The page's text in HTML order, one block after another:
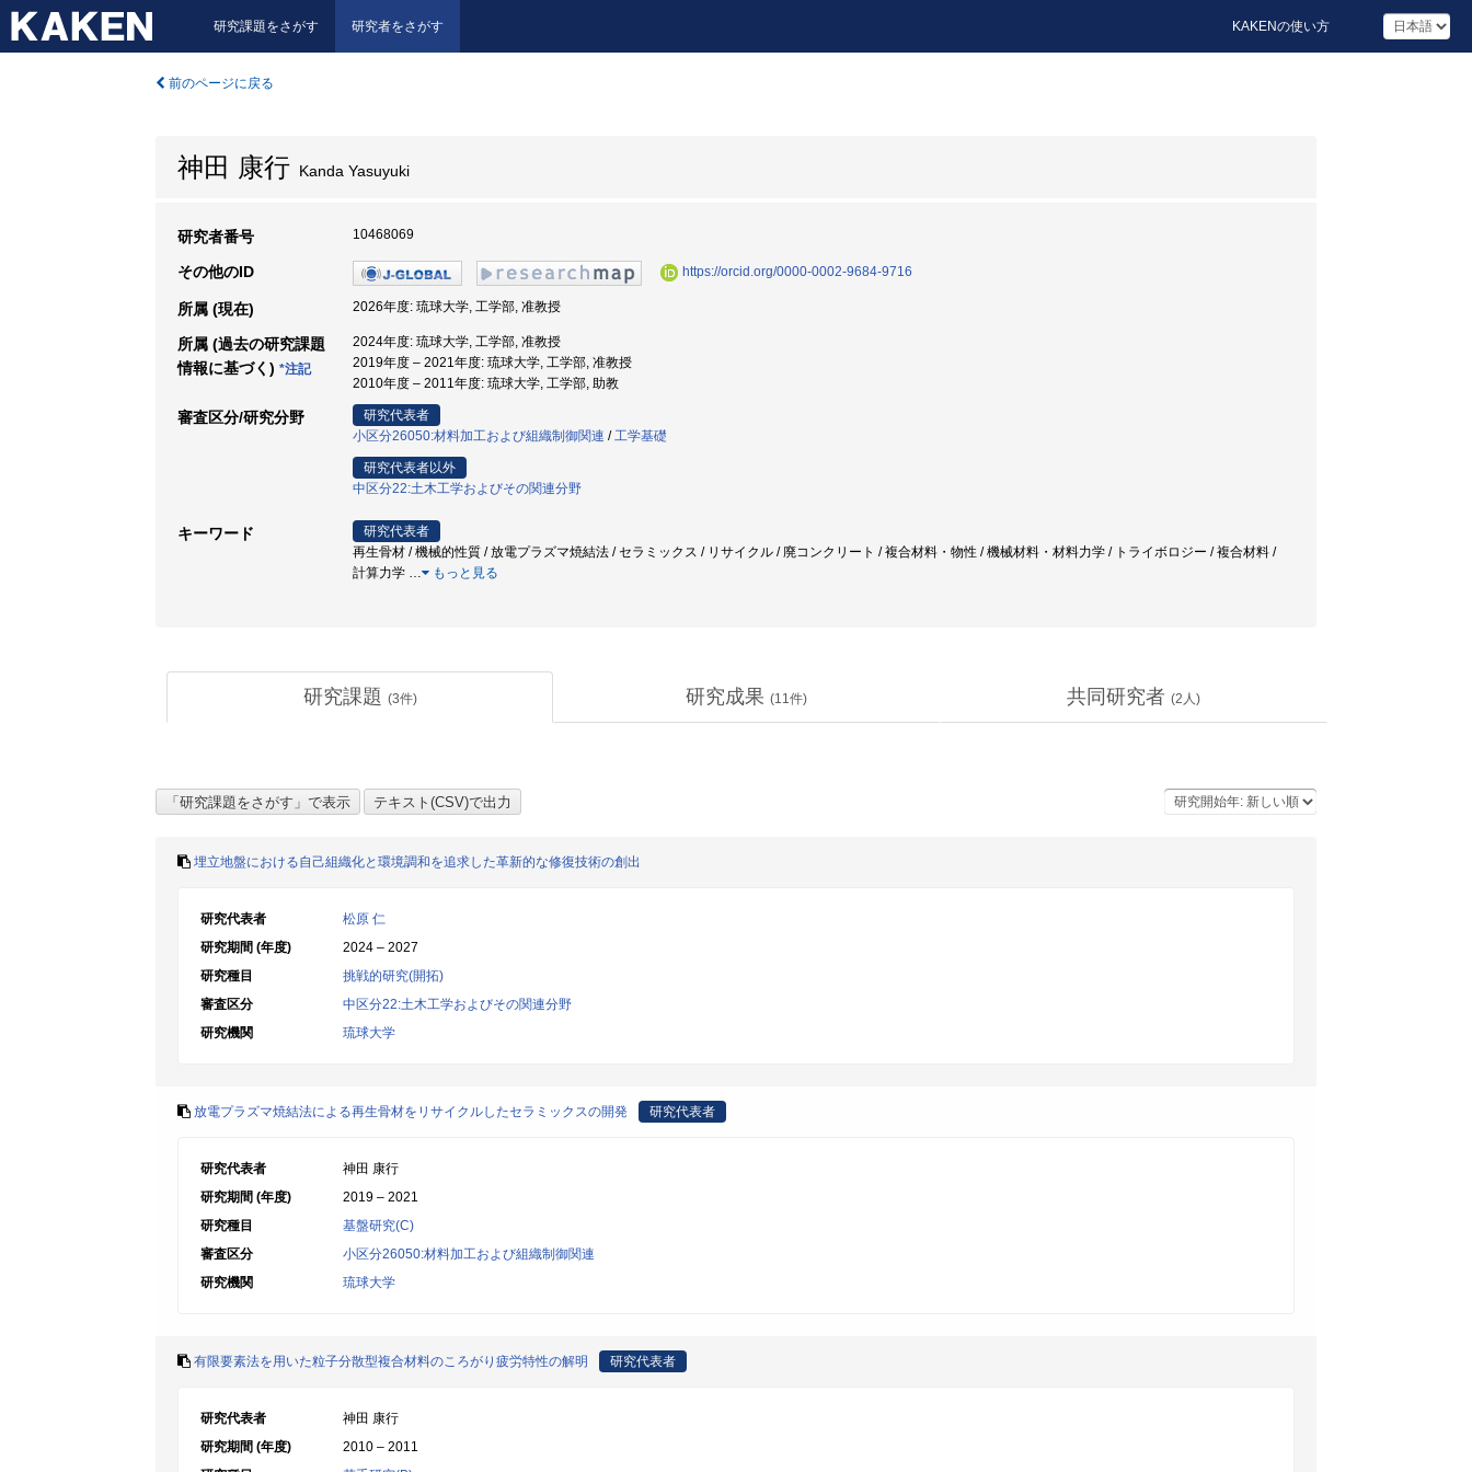
研究課題をさがす 研究者をさがす KAKENの使い方
前のページに戻る
神田 康行 Kanda Yasuyuki
研究者番号 10468069
その他のID https://orcid.org/0000-0002-9684-9716
所属 (現在) 2026年度: 琉球大学, 工学部, 准教授
所属 (過去の研究課題
情報に基づく) *注記
2024年度: 琉球大学, 工学部, 准教授
2019年度 – 2021年度: 琉球大学, 工学部, 准教授
2010年度 – 2011年度: 琉球大学, 工学部, 助教
審査区分/研究分野
研究代表者
小区分26050:材料加工および組織制御関連 /工学基礎
研究代表者以外
中区分22:土木工学およびその関連分野
キーワード
研究代表者
再生骨材 / 機械的性質 / 放電プラズマ焼結法 / セラミックス / リサイクル / 廃コンクリート / 複合材料・物性 / 機械材料・材料力学 / トライボロジー / 複合材料 /
計算力学 … もっと見る
研究課題 (3件) 研究成果 (11件) 共同研究者 (2 人)
埋立地盤における自己組織化と環境調和を追求した革新的な修復技術の創出
研究代表者
松原 仁
研究期間 (年度)
2024 – 2027
研究種目
挑戦的研究(開拓)
審査区分
中区分22:土木工学およびその関連分野
研究機関
琉球大学
放電プラズマ焼結法による再生骨材をリサイクルしたセラミックスの開発 研究代表者
研究代表者
神田 康行
研究期間 (年度)
2019 – 2021
研究種目
基盤研究(C)
審査区分
小区分26050:材料加工および組織制御関連
研究機関
琉球大学
有限要素法を用いた粒子分散型複合材料のころがり疲労特性の解明 研究代表者
研究代表者
神田 康行
研究期間 (年度)
2010 – 2011